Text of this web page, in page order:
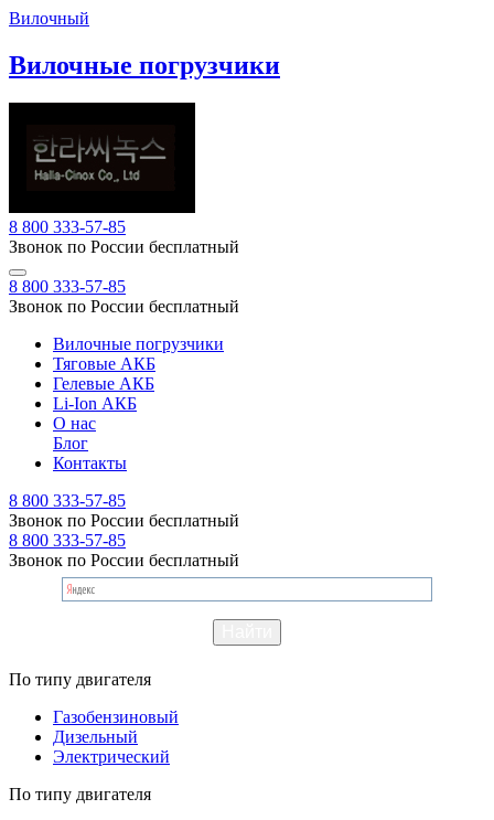
Вилочный
Вилочные погрузчики
8 800 333-57-85
Звонок по России бесплатный
8 800 333-57-85
Звонок по России бесплатный
Вилочные погрузчики
Тяговые АКБ
Гелевые АКБ
Li-Ion АКБ
О нас
Блог
Контакты
8 800 333-57-85
Звонок по России бесплатный
8 800 333-57-85
Звонок по России бесплатный
По типу двигателя
Газобензиновый
Дизельный
Электрический
По типу двигателя